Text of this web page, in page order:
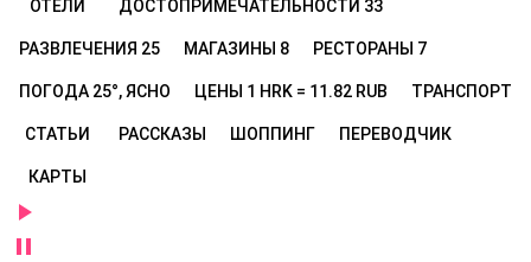
ОТЕЛИ ДОСТОПРИМЕЧАТЕЛЬНОСТИ 33
РАЗВЛЕЧЕНИЯ 25 МАГАЗИНЫ 8 РЕСТОРАНЫ 7
ПОГОДА 25°, ЯСНО ЦЕНЫ 1 HRK = 11.82 RUB ТРАНСПОРТ
СТАТЬИ РАССКАЗЫ ШОППИНГ ПЕРЕВОДЧИК
КАРТЫ

